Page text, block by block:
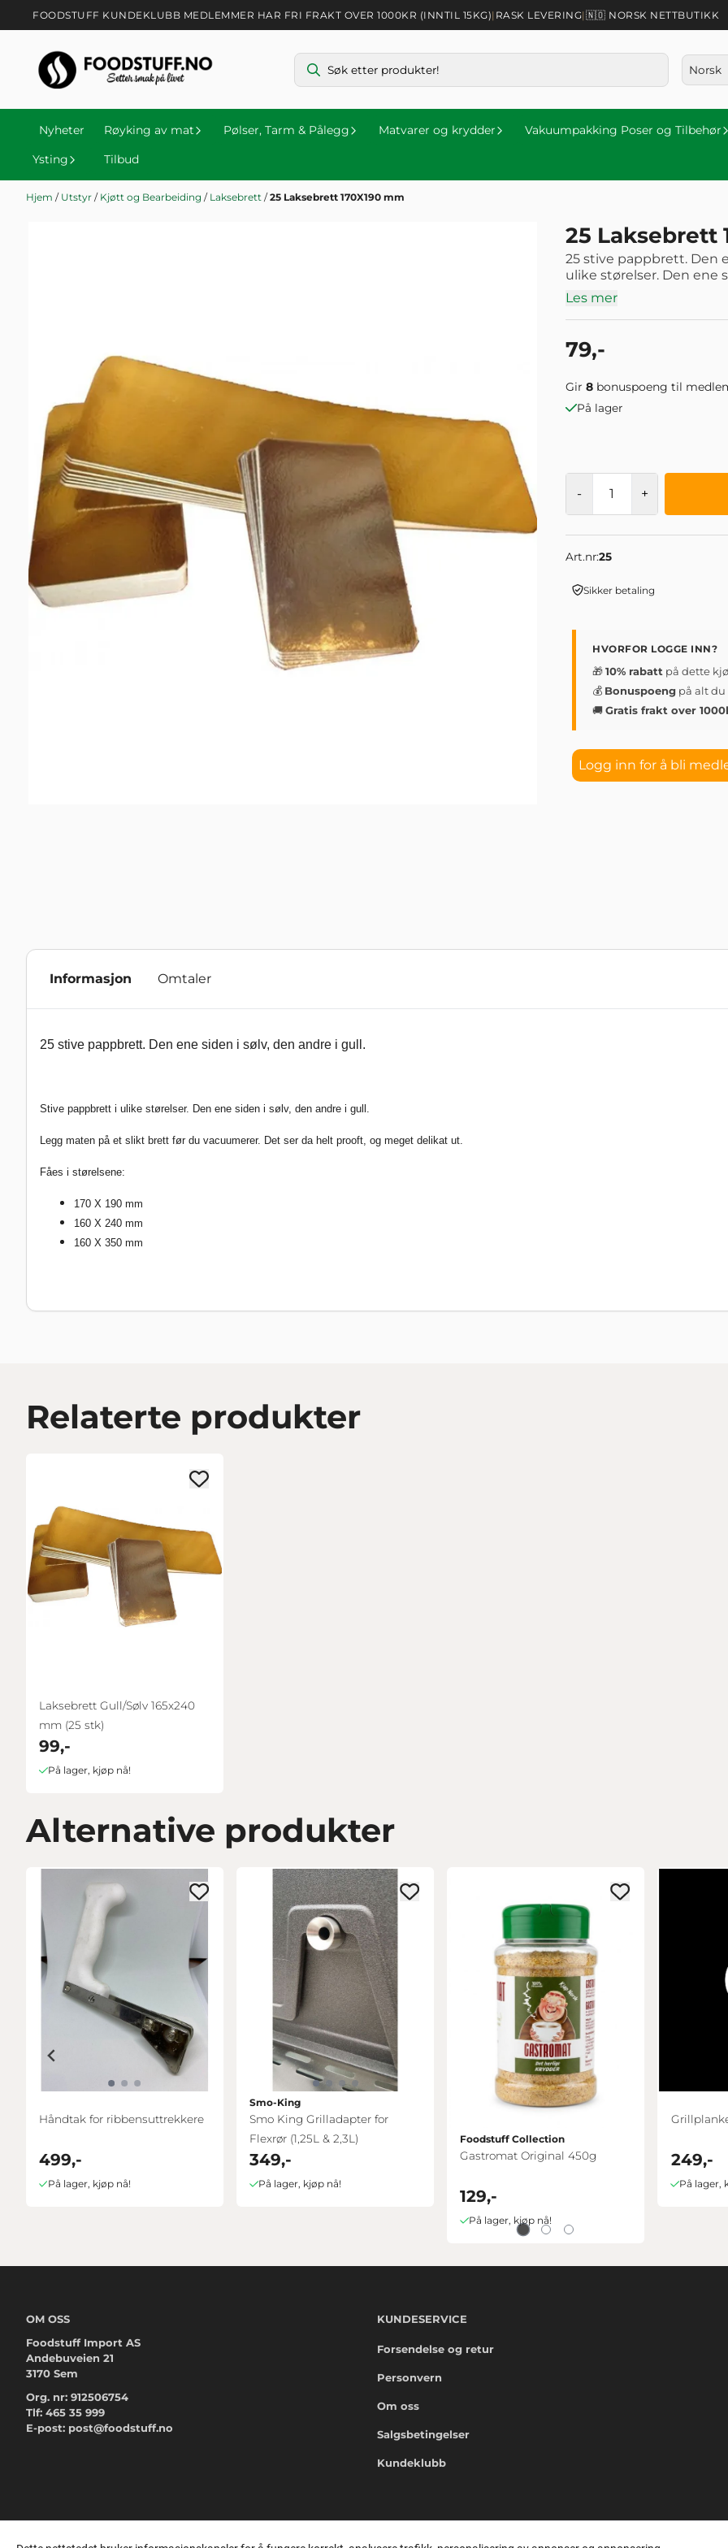
Hopp til innhold
FOODSTUFF KUNDEKLUBB MEDLEMMER HAR FRI FRAKT OVER 1000KR (INNTIL 15KG)| RASK LEVERING| 🇳🇴 NORSK NETTBUTIKK
Nyheter Røyking av mat Pølser, Tarm & Pålegg Matvarer og krydder
Vakuumpakking Poser og Tilbehør
Ysting
Tilbud
Hjem / Utstyr / Kjøtt og Bearbeiding / Laksebrett /25 Laksebrett 170X190 mm
25 Laksebrett
25 stive pappbrett. Den ene
ulike størelser. Den ene siden i
brett før du vacuumerer.
Les mer
79,-
Gir 8 bonuspoeng til
På lager
- +
Art.nr:25
Sikker betaling
HVORFOR LOGGE INN?
🎁10% rabatt på dette
💰 Bonuspoeng på alt
🚚Gratis frakt over
Logg inn for å bli
Informasjon Omtaler
25 stive pappbrett. Den ene siden i sølv, den andre i gull.
Stive pappbrett i ulike størelser. Den ene siden i sølv, den andre i gull.
Legg maten på et slikt brett før du vacuumerer. Det ser da helt prooft, og meget delikat ut.
Fåes i størelsene:
170 X 190 mm
160 X 240 mm
160 X 350 mm
Relaterte produkter
Laksebrett Gull/Sølv 165x240
mm (25 stk)
99,-
På lager, kjøp nå!
Alternative produkter
Håndtak for ribbensuttrekkere
499,-
På lager, kjøp nå!
Smo-King
Smo King Grilladapter for
Flexrør (1,25L & 2,3L)
349,-
På lager, kjøp nå!
Foodstuff Collection
Gastromat Original 450g
129,-
På lager, kjøp nå!
249,-
På lager,
OM OSS
Foodstuff Import AS
Andebuveien 21
3170 Sem
Org. nr: 912506754
Tlf: 465 35 999
E-post: post@foodstuff.no
KUNDESERVICE
Forsendelse og retur
Personvern
Om oss
Salgsbetingelser
Kundeklubb